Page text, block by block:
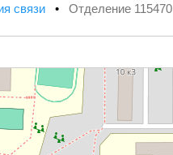
связи • Отделение 115470